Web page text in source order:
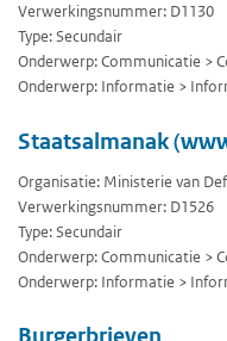
Verwerkingsnummer: D1130
Type: Secundair
Onderwerp: Communicatie >
Onderwerp: Informatie >
Staatsalmanak
Organisatie: Ministerie van
Verwerkingsnummer: D1526
Type: Secundair
Onderwerp: Communicatie >
Onderwerp: Informatie >